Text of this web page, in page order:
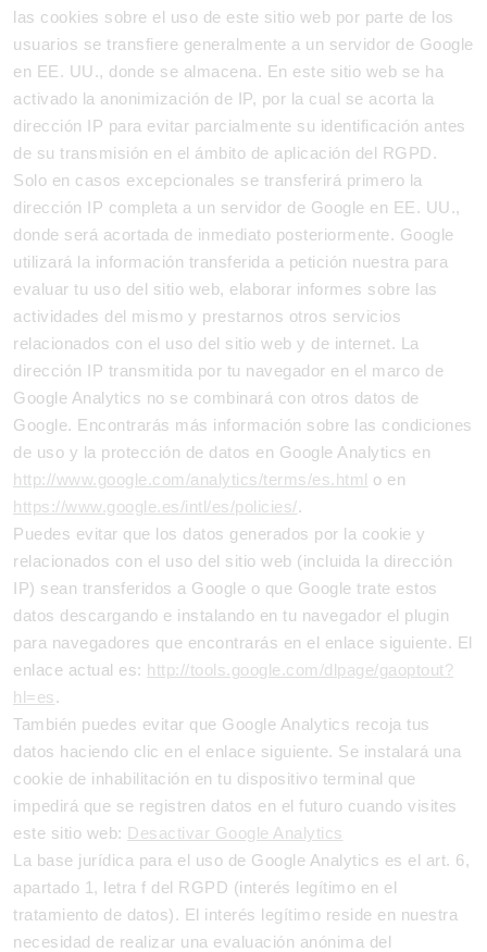
las cookies sobre el uso de este sitio web por parte de los
usuarios se transfiere generalmente a un servidor de Google
en EE. UU., donde se almacena. En este sitio web se ha
activado la anonimización de IP, por la cual se acorta la
dirección IP para evitar parcialmente su identificación antes
de su transmisión en el ámbito de aplicación del RGPD.
Solo en casos excepcionales se transferirá primero la
dirección IP completa a un servidor de Google en EE. UU.,
donde será acortada de inmediato posteriormente. Google
utilizará la información transferida a petición nuestra para
evaluar tu uso del sitio web, elaborar informes sobre las
actividades del mismo y prestarnos otros servicios
relacionados con el uso del sitio web y de internet. La
dirección IP transmitida por tu navegador en el marco de
Google Analytics no se combinará con otros datos de
Google. Encontrarás más información sobre las condiciones
de uso y la protección de datos en Google Analytics en
http://www.google.com/analytics/terms/es.html o en
https://www.google.es/intl/es/policies/.
Puedes evitar que los datos generados por la cookie y
relacionados con el uso del sitio web (incluida la dirección
IP) sean transferidos a Google o que Google trate estos
datos descargando e instalando en tu navegador el plugin
para navegadores que encontrarás en el enlace siguiente. El
enlace actual es: http://tools.google.com/dlpage/gaoptout?
hl=es.
También puedes evitar que Google Analytics recoja tus
datos haciendo clic en el enlace siguiente. Se instalará una
cookie de inhabilitación en tu dispositivo terminal que
impedirá que se registren datos en el futuro cuando visites
este sitio web: Desactivar Google Analytics
La base jurídica para el uso de Google Analytics es el art. 6,
apartado 1, letra f del RGPD (interés legítimo en el
tratamiento de datos). El interés legítimo reside en nuestra
necesidad de realizar una evaluación anónima del